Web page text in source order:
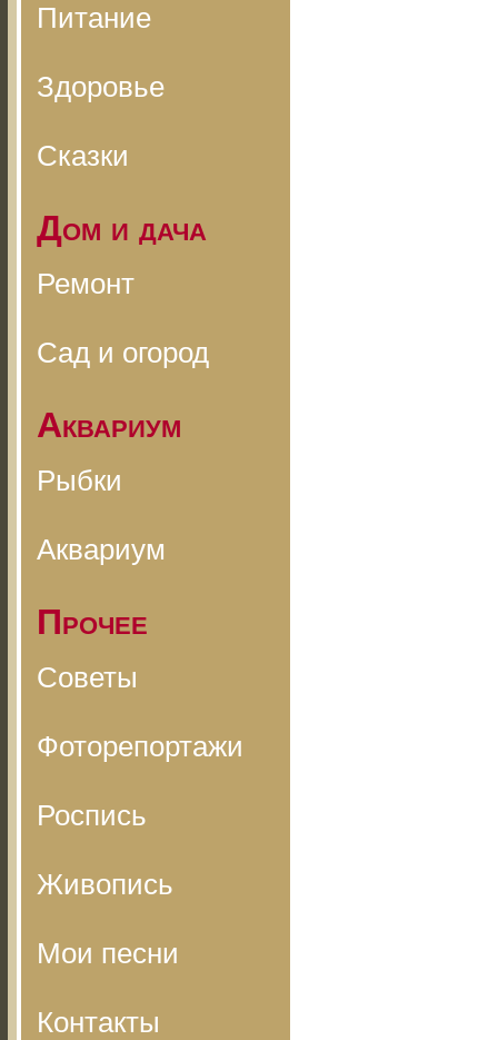
Питание
Здоровье
Сказки
Дом и дача
Ремонт
Сад и огород
Аквариум
Рыбки
Аквариум
Прочее
Советы
Фоторепортажи
Роспись
Живопись
Мои песни
Контакты